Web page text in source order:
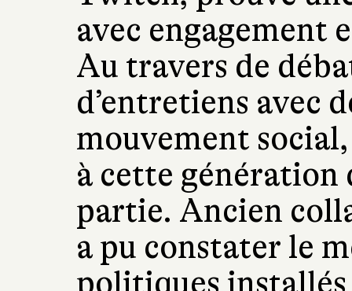
avec engagement
Au travers de
d’entretiens avec
mouvement social,
à cette
partie. Ancien
a pu constater le
politiques